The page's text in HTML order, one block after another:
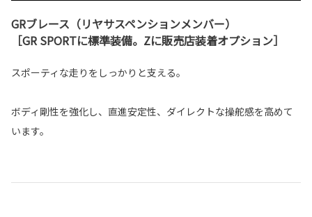
GRブレース（リヤサスペンションメンバー）
［GR SPORTに標準装備。Zに販売店装着オプション］
スポーティな走りをしっかりと支える。
ボディ剛性を強化し、直進安定性、ダイレクトな操舵感を高めて
います。